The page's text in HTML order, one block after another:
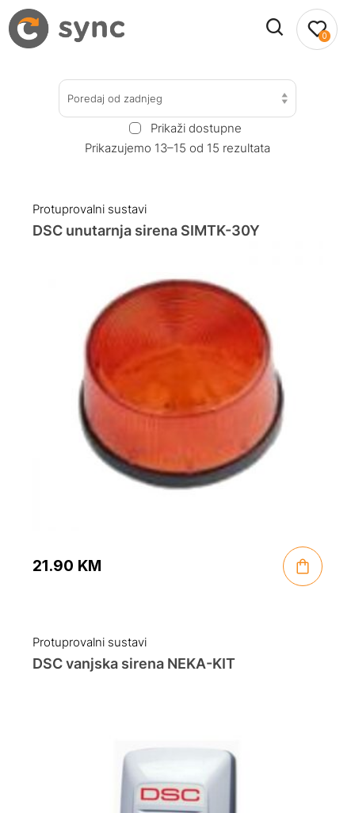
0
Poredaj od zadnjeg
Prikaži dostupne
Prikazujemo 13–15 od 15 rezultata
Protuprovalni sustavi
DSC unutarnja sirena SIMTK-30Y
21.90 KM
Protuprovalni sustavi
DSC vanjska sirena NEKA-KIT